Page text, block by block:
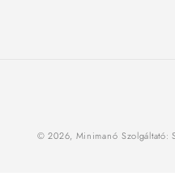
© 2026, Minimanó Szolgáltató: